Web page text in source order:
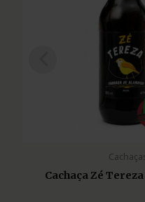
Cachaça Zé